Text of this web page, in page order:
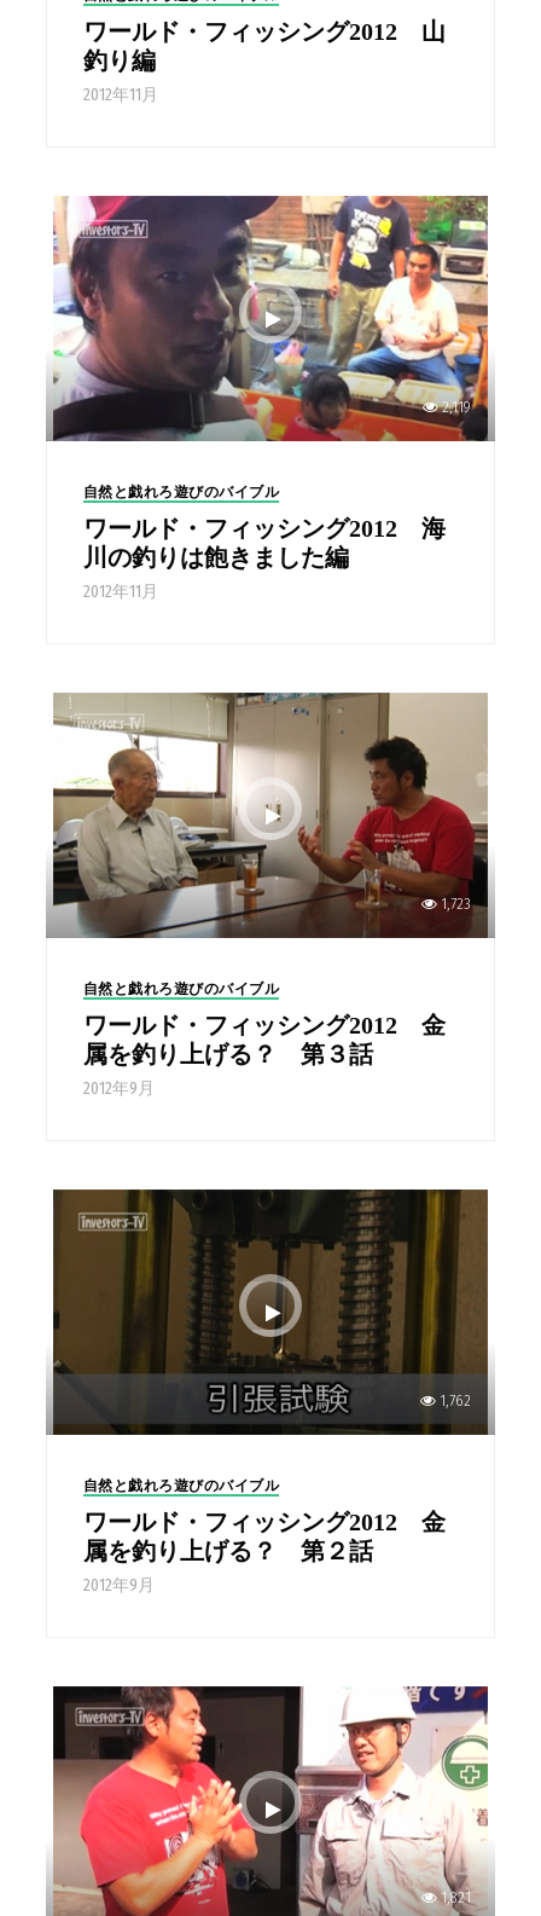
ワールド・フィッシング2012 山
釣り編
2012年11月
2,119
自然と戯れろ遊びのバイブル
ワールド・フィッシング2012 海
川の釣りは飽きました編
2012年11月
1,723
自然と戯れろ遊びのバイブル
ワールド・フィッシング2012 金
属を釣り上げる？ 第３話
2012年9月
1,762
自然と戯れろ遊びのバイブル
ワールド・フィッシング2012 金
属を釣り上げる？ 第２話
2012年9月
1,821